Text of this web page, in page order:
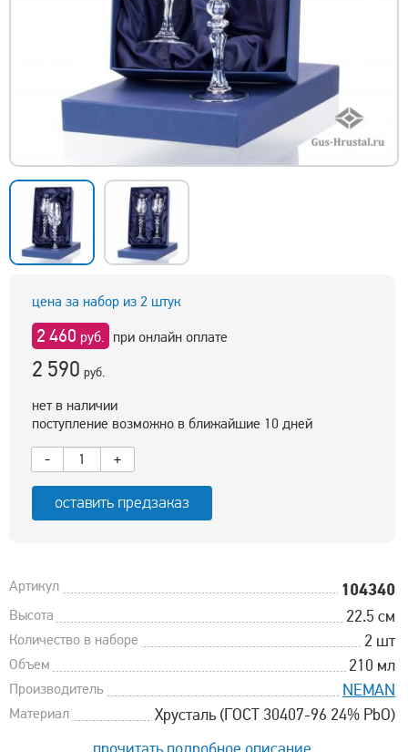
цена за набор из 2 штук
2 460 руб. при онлайн оплате
2 590 руб.
нет в наличии
поступление возможно в ближайшие 10 дней
-
+
оставить предзаказ
Артикул 104340
Высота 22.5 см
Количество в наборе 2 шт
Объем 210 мл
Производитель NEMAN
Материал
Хрусталь (ГОСТ 30407-96 24% PbO)